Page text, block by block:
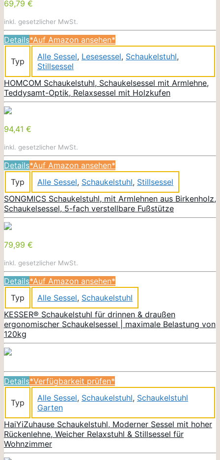
69,79 €
inkl. gesetzlicher MwSt.
Details*Auf Amazon ansehen*
Typ Alle Sessel, Lesesessel, Schaukelstuhl,
Stillsessel
HOMCOM Schaukelstuhl, Schaukelsessel mit Armlehne,
Teddysamt-Optik, Relaxsessel mit Holzkufen
94,41 €
inkl. gesetzlicher MwSt.
Details*Auf Amazon ansehen*
Typ
Alle Sessel, Schaukelstuhl, Stillsessel
SONGMICS Schaukelstuhl, mit Armlehnen aus Birkenholz,
Schaukelsessel, 5-fach verstellbare Fußstütze
79,99 €
inkl. gesetzlicher MwSt.
Details*Auf Amazon ansehen*
Typ
Alle Sessel, Schaukelstuhl
KESSER® Schaukelstuhl für drinnen & draußen
ergonomischer Schaukelsessel | maximale Belastung von
120kg
Details*Verfügbarkeit prüfen*
Typ Alle Sessel, Schaukelstuhl, Schaukelstuhl
Garten
HaiYiZuhause Schaukelstuhl, Moderner Sessel mit hoher
Rückenlehne, Weicher Relaxstuhl & Stillsessel für
Wohnzimmer